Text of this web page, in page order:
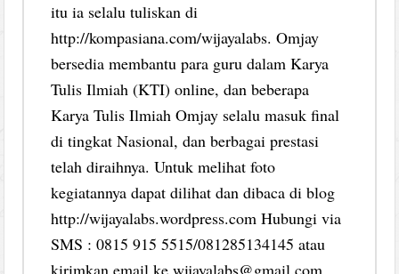
itu ia selalu tuliskan di
http://kompasiana.com/wijayalabs. Omjay
bersedia membantu para guru dalam Karya
Tulis Ilmiah (KTI) online, dan beberapa
Karya Tulis Ilmiah Omjay selalu masuk final
di tingkat Nasional, dan berbagai prestasi
telah diraihnya. Untuk melihat foto
kegiatannya dapat dilihat dan dibaca di blog
http://wijayalabs.wordpress.com Hubungi via
SMS : 0815 915 5515/081285134145 atau
kirimkan email ke wijayalabs@gmail.com